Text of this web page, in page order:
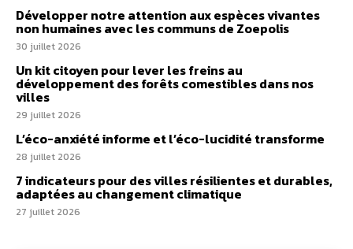
Développer notre attention aux espèces vivantes
non humaines avec les communs de Zoepolis
30 juillet 2026
Un kit citoyen pour lever les freins au
développement des forêts comestibles dans nos
villes
29 juillet 2026
L’éco-anxiété informe et l’éco-lucidité transforme
28 juillet 2026
7 indicateurs pour des villes résilientes et durables,
adaptées au changement climatique
27 juillet 2026